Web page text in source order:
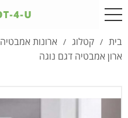
בית / קטלוג / ארונות אמבטיה
ארון אמבטיה דגם נוגה